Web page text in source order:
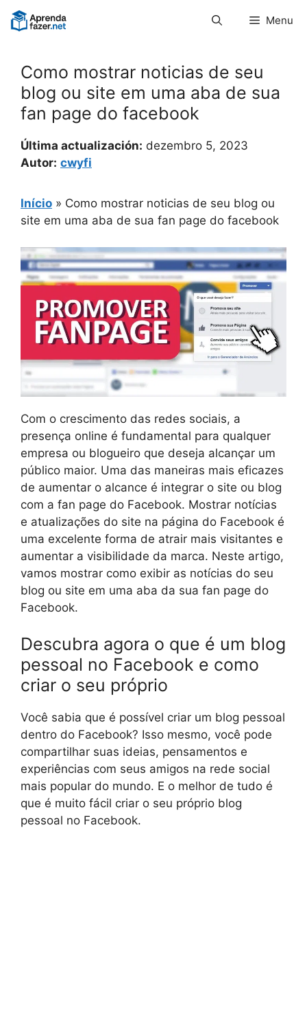
Pular
para
Menu
Como mostrar noticias de seu
blog ou site em uma aba de sua
fan page do facebook
Última actualización: dezembro 5, 2023
Autor: cwyfi
Início » Como mostrar noticias de seu blog ou
site em uma aba de sua fan page do facebook
Com o crescimento das redes sociais, a
presença online é fundamental para qualquer
empresa ou blogueiro que deseja alcançar um
público maior. Uma das maneiras mais eficazes
de aumentar o alcance é integrar o site ou blog
com a fan page do Facebook. Mostrar notícias
e atualizações do site na página do Facebook é
uma excelente forma de atrair mais visitantes e
aumentar a visibilidade da marca. Neste artigo,
vamos mostrar como exibir as notícias do seu
blog ou site em uma aba da sua fan page do
Facebook.
Descubra agora o que é um blog
pessoal no Facebook e como
criar o seu próprio
Você sabia que é possível criar um blog pessoal
dentro do Facebook? Isso mesmo, você pode
compartilhar suas ideias, pensamentos e
experiências com seus amigos na rede social
mais popular do mundo. E o melhor de tudo é
que é muito fácil criar o seu próprio blog
pessoal no Facebook.